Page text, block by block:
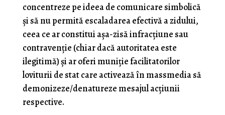
concentreze pe ideea de comunicare simbolică
şi să nu permită escaladarea efectivă a zidului,
ceea ce ar constitui aşa-zisă infracţiune sau
contravenţie (chiar dacă autoritatea este
ilegitimă) şi ar oferi muniţie facilitatorilor
loviturii de stat care activează în massmedia să
demonizeze/denatureze mesajul acţiunii
respective.